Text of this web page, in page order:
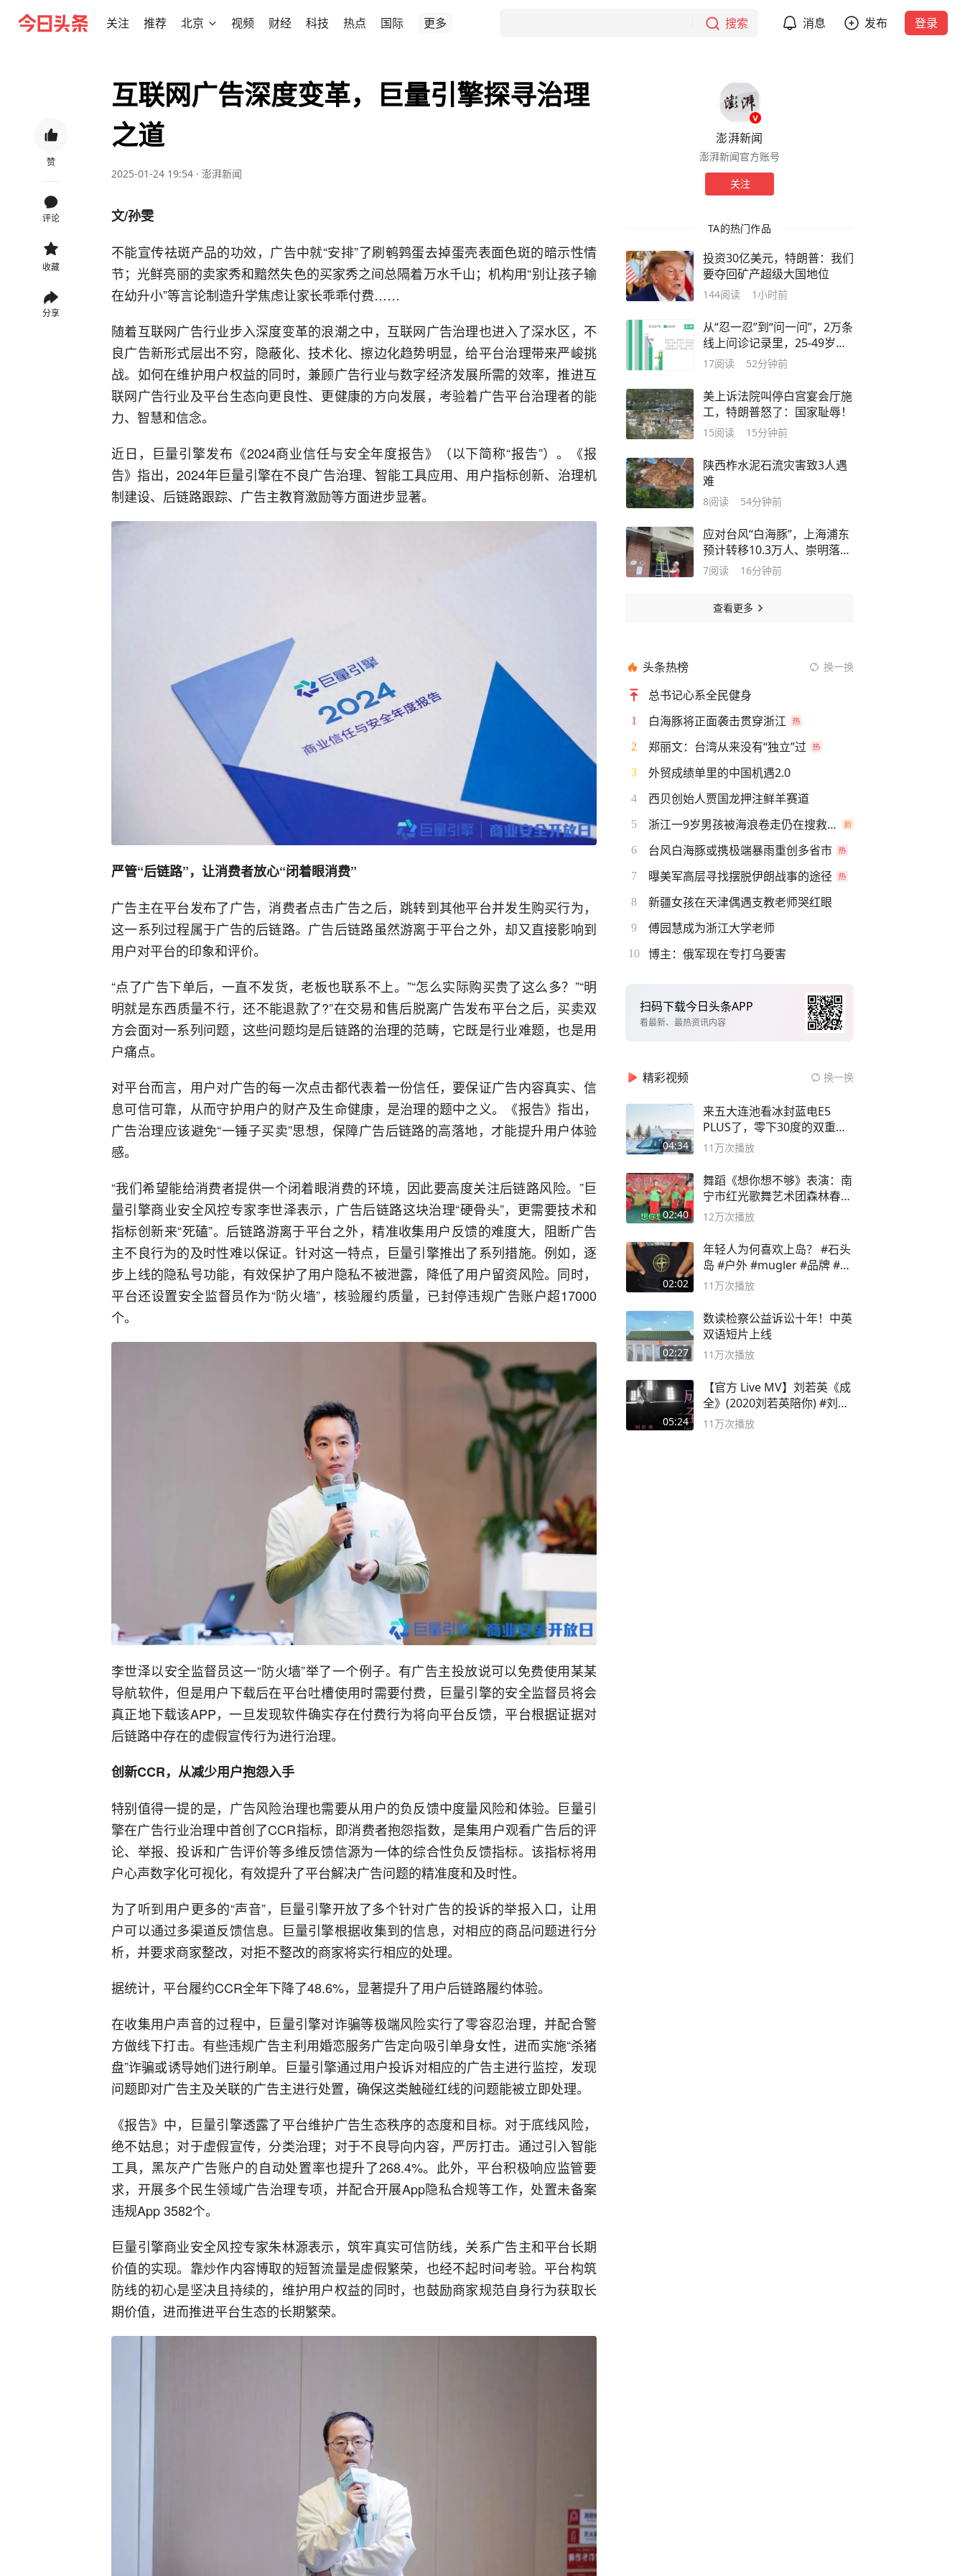
关注 推荐 北京 视频 财经 科技 热点 国际 更多 搜索 消息 发布 登录
赞
评论
收藏
分享
互联网广告深度变革，巨量引擎探寻治理
之道
2025-01-24 19:54 · 澎湃新闻
文/孙雯
不能宣传祛斑产品的功效，广告中就“安排”了刷鹌鹑蛋去掉蛋壳表面色斑的暗示性情
节；光鲜亮丽的卖家秀和黯然失色的买家秀之间总隔着万水千山；机构用“别让孩子输
在幼升小”等言论制造升学焦虑让家长乖乖付费……
随着互联网广告行业步入深度变革的浪潮之中，互联网广告治理也进入了深水区，不
良广告新形式层出不穷，隐蔽化、技术化、擦边化趋势明显，给平台治理带来严峻挑
战。如何在维护用户权益的同时，兼顾广告行业与数字经济发展所需的效率，推进互
联网广告行业及平台生态向更良性、更健康的方向发展，考验着广告平台治理者的能
力、智慧和信念。
近日，巨量引擎发布《2024商业信任与安全年度报告》（以下简称“报告”）。《报
告》指出，2024年巨量引擎在不良广告治理、智能工具应用、用户指标创新、治理机
制建设、后链路跟踪、广告主教育激励等方面进步显著。
严管“后链路”，让消费者放心“闭着眼消费”
广告主在平台发布了广告，消费者点击广告之后，跳转到其他平台并发生购买行为，
这一系列过程属于广告的后链路。广告后链路虽然游离于平台之外，却又直接影响到
用户对平台的印象和评价。
“点了广告下单后，一直不发货，老板也联系不上。”“怎么实际购买贵了这么多？”“明
明就是东西质量不行，还不能退款了?”在交易和售后脱离广告发布平台之后，买卖双
方会面对一系列问题，这些问题均是后链路的治理的范畴，它既是行业难题，也是用
户痛点。
对平台而言，用户对广告的每一次点击都代表着一份信任，要保证广告内容真实、信
息可信可靠，从而守护用户的财产及生命健康，是治理的题中之义。《报告》指出，
广告治理应该避免“一锤子买卖”思想，保障广告后链路的高落地，才能提升用户体验
感。
“我们希望能给消费者提供一个闭着眼消费的环境，因此要高度关注后链路风险。”巨
量引擎商业安全风控专家李世泽表示，广告后链路这块治理“硬骨头”，更需要技术和
指标创新来“死磕”。后链路游离于平台之外，精准收集用户反馈的难度大，阻断广告
主不良行为的及时性难以保证。针对这一特点，巨量引擎推出了系列措施。例如，逐
步上线的隐私号功能，有效保护了用户隐私不被泄露，降低了用户留资风险。同时，
平台还设置安全监督员作为“防火墙”，核验履约质量，已封停违规广告账户超17000
个。
李世泽以安全监督员这一“防火墙”举了一个例子。有广告主投放说可以免费使用某某
导航软件，但是用户下载后在平台吐槽使用时需要付费，巨量引擎的安全监督员将会
真正地下载该APP，一旦发现软件确实存在付费行为将向平台反馈，平台根据证据对
后链路中存在的虚假宣传行为进行治理。
创新CCR，从减少用户抱怨入手
特别值得一提的是，广告风险治理也需要从用户的负反馈中度量风险和体验。巨量引
擎在广告行业治理中首创了CCR指标，即消费者抱怨指数，是集用户观看广告后的评
论、举报、投诉和广告评价等多维反馈信源为一体的综合性负反馈指标。该指标将用
户心声数字化可视化，有效提升了平台解决广告问题的精准度和及时性。
为了听到用户更多的“声音”，巨量引擎开放了多个针对广告的投诉的举报入口，让用
户可以通过多渠道反馈信息。巨量引擎根据收集到的信息，对相应的商品问题进行分
析，并要求商家整改，对拒不整改的商家将实行相应的处理。
据统计，平台履约CCR全年下降了48.6%，显著提升了用户后链路履约体验。
在收集用户声音的过程中，巨量引擎对诈骗等极端风险实行了零容忍治理，并配合警
方做线下打击。有些违规广告主利用婚恋服务广告定向吸引单身女性，进而实施“杀猪
盘”诈骗或诱导她们进行刷单。巨量引擎通过用户投诉对相应的广告主进行监控，发现
问题即对广告主及关联的广告主进行处置，确保这类触碰红线的问题能被立即处理。
《报告》中，巨量引擎透露了平台维护广告生态秩序的态度和目标。对于底线风险，
绝不姑息；对于虚假宣传，分类治理；对于不良导向内容，严厉打击。通过引入智能
工具，黑灰产广告账户的自动处置率也提升了268.4%。此外，平台积极响应监管要
求，开展多个民生领域广告治理专项，并配合开展App隐私合规等工作，处置未备案
违规App 3582个。
巨量引擎商业安全风控专家朱林源表示，筑牢真实可信防线，关系广告主和平台长期
价值的实现。靠炒作内容博取的短暂流量是虚假繁荣，也经不起时间考验。平台构筑
防线的初心是坚决且持续的，维护用户权益的同时，也鼓励商家规范自身行为获取长
期价值，进而推进平台生态的长期繁荣。
澎湃新闻
澎湃新闻官方账号
关注
TA的热门作品
投资30亿美元，特朗普：我们
要夺回矿产超级大国地位
144阅读 1小时前
从“忍一忍”到“问一问”，2万条
线上问诊记录里，25-49岁人
群在主动关注啥健康问题
17阅读 52分钟前
美上诉法院叫停白宫宴会厅施
工，特朗普怒了：国家耻辱！
15阅读 15分钟前
陕西柞水泥石流灾害致3人遇
难
8阅读 54分钟前
应对台风“白海豚”，上海浦东
预计转移10.3万人、崇明落实
378处安置点
7阅读 16分钟前
查看更多
头条热榜 换一换
总书记心系全民健身
1 白海豚将正面袭击贯穿浙江
2 郑丽文：台湾从来没有“独立”过
3 外贸成绩单里的中国机遇2.0
4 西贝创始人贾国龙押注鲜羊赛道
5 浙江一9岁男孩被海浪卷走仍在搜救中
6 台风白海豚或携极端暴雨重创多省市
7 曝美军高层寻找摆脱伊朗战事的途径
8 新疆女孩在天津偶遇支教老师哭红眼
9 傅园慧成为浙江大学老师
10 博主：俄军现在专打乌要害
扫码下载今日头条APP
看最新、最热资讯内容
精彩视频 换一换
04:34
来五大连池看冰封蓝电E5
PLUS了，零下30度的双重冰
封40小时全录
11万次播放
02:40
舞蹈《想你想不够》表演：南
宁市红光歌舞艺术团森林春红
舞蹈队。
12万次播放
02:02
年轻人为何喜欢上岛？ #石头
岛 #户外 #mugler #品牌 #足
球流氓
11万次播放
02:27
数读检察公益诉讼十年！中英
双语短片上线
11万次播放
05:24
【官方 Live MV】刘若英《成
全》(2020刘若英陪你) #刘若
英 #成全
11万次播放